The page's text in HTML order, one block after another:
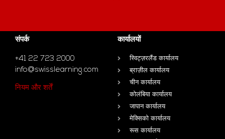
संपर्क
+41 22 723 2000
info@swisslearning.com
नियम और शर्तें
कार्यालयों
स्विट्ज़रलैंड कार्यालय
ब्राज़ील कार्यालय
चीन कार्यालय
कोलंबिया कार्यालय
जापान कार्यालय
मेक्सिको कार्यालय
रूस कार्यालय